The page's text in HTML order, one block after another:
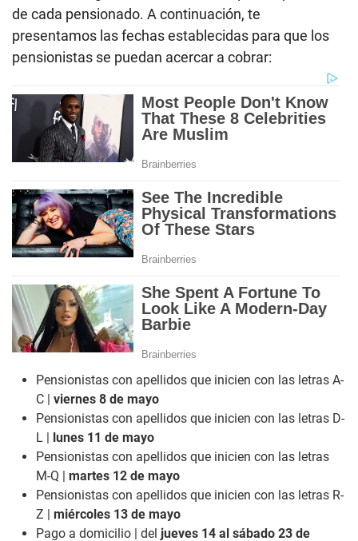
de cada pensionado. A continuación, te
presentamos las fechas establecidas para que los
pensionistas se puedan acercar a cobrar:
Pensionistas con apellidos que inicien con las letras A-
C | viernes 8 de mayo
Pensionistas con apellidos que inicien con las letras D-
L | lunes 11 de mayo
Pensionistas con apellidos que inicien con las letras
M-Q | martes 12 de mayo
Pensionistas con apellidos que inicien con las letras R-
Z | miércoles 13 de mayo
Pago a domicilio | del jueves 14 al sábado 23 de